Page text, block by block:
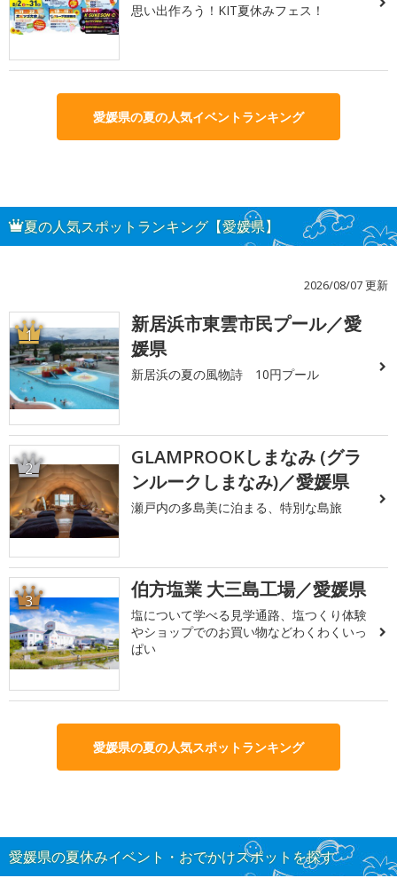
思い出作ろう！KIT夏休みフェス！
愛媛県の夏の人気イベントランキング
夏の人気スポットランキング【愛媛県】
2026/08/07 更新
1
新居浜市東雲市民プール／愛
媛県
新居浜の夏の風物詩 10円プール
2
GLAMPROOKしまなみ (グラ
ンルークしまなみ)／愛媛県
瀬戸内の多島美に泊まる、特別な島旅
3 伯方塩業 大三島工場／愛媛県
塩について学べる見学通路、塩つくり体験
やショップでのお買い物などわくわくいっ
ぱい
愛媛県の夏の人気スポットランキング
愛媛県の夏休みイベント・おでかけスポットを探す